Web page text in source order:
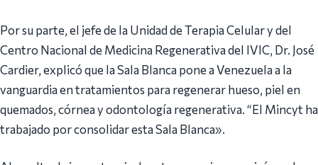
Por su parte, el jefe de la Unidad de Terapia Celular y del
Centro Nacional de Medicina Regenerativa del IVIC, Dr. José
Cardier, explicó que la Sala Blanca pone a Venezuela a la
vanguardia en tratamientos para regenerar hueso, piel en
quemados, córnea y odontología regenerativa. “El Mincyt ha
trabajado por consolidar esta Sala Blanca».